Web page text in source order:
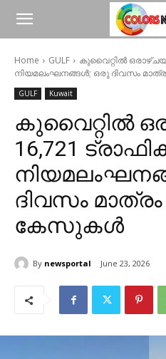
Home GULF
കുവൈറ്റിൽ
നിയമലംഘനങ്ങൾ; ഒരു ദിവസം
GULF Kuwait
കുവൈറ്റിൽ
16,721
ദിവസം മാത്രം
കേസുകൾ
By newsportal June 23, 2026